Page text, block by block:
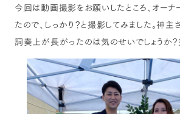
今回は動画撮影をお願いしたところ、オー
たので、しっかり？と撮影してみました。神
詞奏上が長がったのは気のせいでしょうか